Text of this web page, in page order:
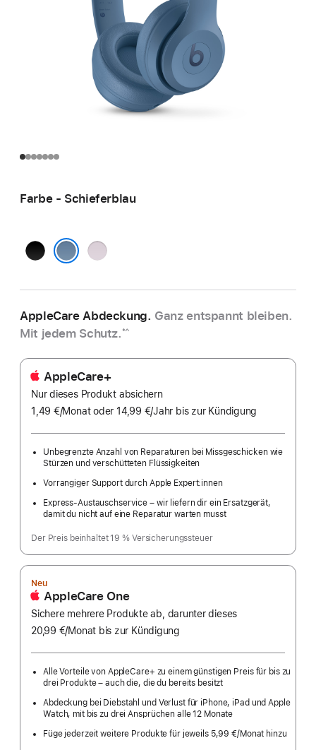
Farbe - Schieferblau
MattschwarzWolkenrosa
AppleCare Abdeckung. Ganz entspannt bleiben.
Mit jedem Schutz. *^
AppleCare+
Nur dieses Produkt absichern
1,49 €/Monatpro
oder 14,99 €/Jahr Pro
bis zur Kündigung
Unbegrenzte Anzahl von Reparaturen bei Missgeschicken wie
Stürzen und verschütteten Flüssigkeiten
Vorrangiger Support durch Apple Expert:innen
Express-Austauschservice – wir liefern dir ein Ersatzgerät,
damit du nicht auf eine Reparatur warten musst
Der Preis beinhaltet 19 % Versicherungssteuer
Neu
AppleCare One
Sichere mehrere Produkte ab, darunter dieses
20,99 €/Monat pro
bis zur Kündigung
Alle Vorteile von AppleCare+ zu einem günstigen Preis für bis zu
drei Produkte – auch die, die du bereits besitzt
Abdeckung bei Diebstahl und Verlust für iPhone, iPad und Apple
Watch, mit bis zu drei Ansprüchen alle 12 Monate
Füge jederzeit weitere Produkte für jeweils 5,99 €/Monat hinzu